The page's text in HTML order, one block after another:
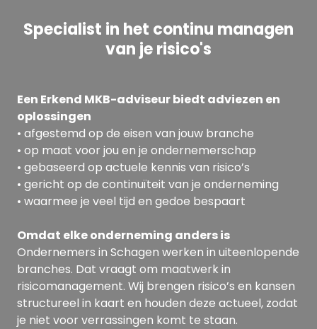
Specialist in het continu managen
van je risico's
Een Erkend MKB-adviseur biedt adviezen en
oplossingen
• afgestemd op de eisen van jouw branche
• op maat voor jou en je ondernemerschap
• gebaseerd op actuele kennis van risico’s
• gericht op de continuïteit van je onderneming
• waarmee je veel tijd en gedoe bespaart
Omdat elke onderneming anders is
Ondernemers in Schagen werken in uiteenlopende
branches. Dat vraagt om maatwerk in
risicomanagement. Wij brengen risico’s en kansen
structureel in kaart en houden deze actueel, zodat
je niet voor verrassingen komt te staan.